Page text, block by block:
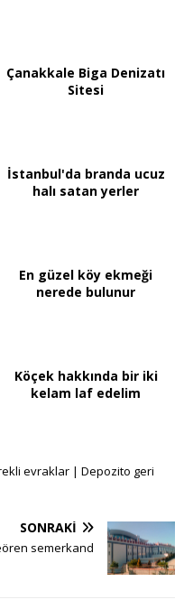
Çanakkale Biga Denizatı
Sitesi
İstanbul'da branda ucuz
halı satan yerler
En güzel köy ekmeği
nerede bulunur
Köçek hakkında bir iki
kelam laf edelim
evraklar | Depozito geri
SONRAKI
semerkand